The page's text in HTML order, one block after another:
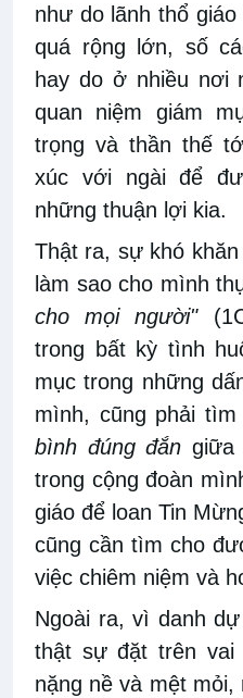
như do lãnh thổ
quá rộng lớn, số
hay do ở nhiều nơi
quan niệm giám
trọng và thần thế
xúc với ngài để
những thuận lợi kia.
Thật ra, sự khó
làm sao cho mình
cho mọi người"
trong bất kỳ tình
mục trong những
mình, cũng phải
bình đúng đắn giữa
trong cộng đoàn
giáo để loan Tin
cũng cần tìm cho
việc chiêm niệm và
Ngoài ra, vì danh
thật sự đặt trên vai
nặng nề và mệt